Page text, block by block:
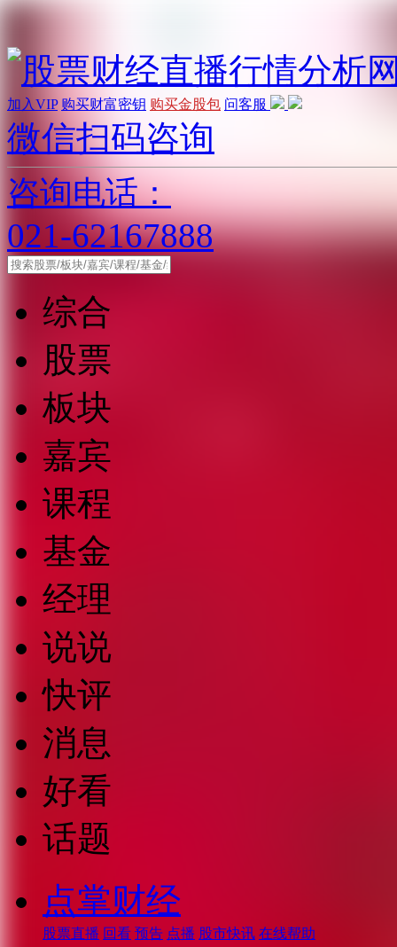
加入VIP 购买财富密钥 购买金股包 问客服
微信扫码咨询
咨询电话：
021-62167888
综合
股票
板块
嘉宾
课程
基金
经理
说说
快评
消息
好看
话题
点掌财经
股票直播 回看 预告 点播 股市快讯 在线帮助